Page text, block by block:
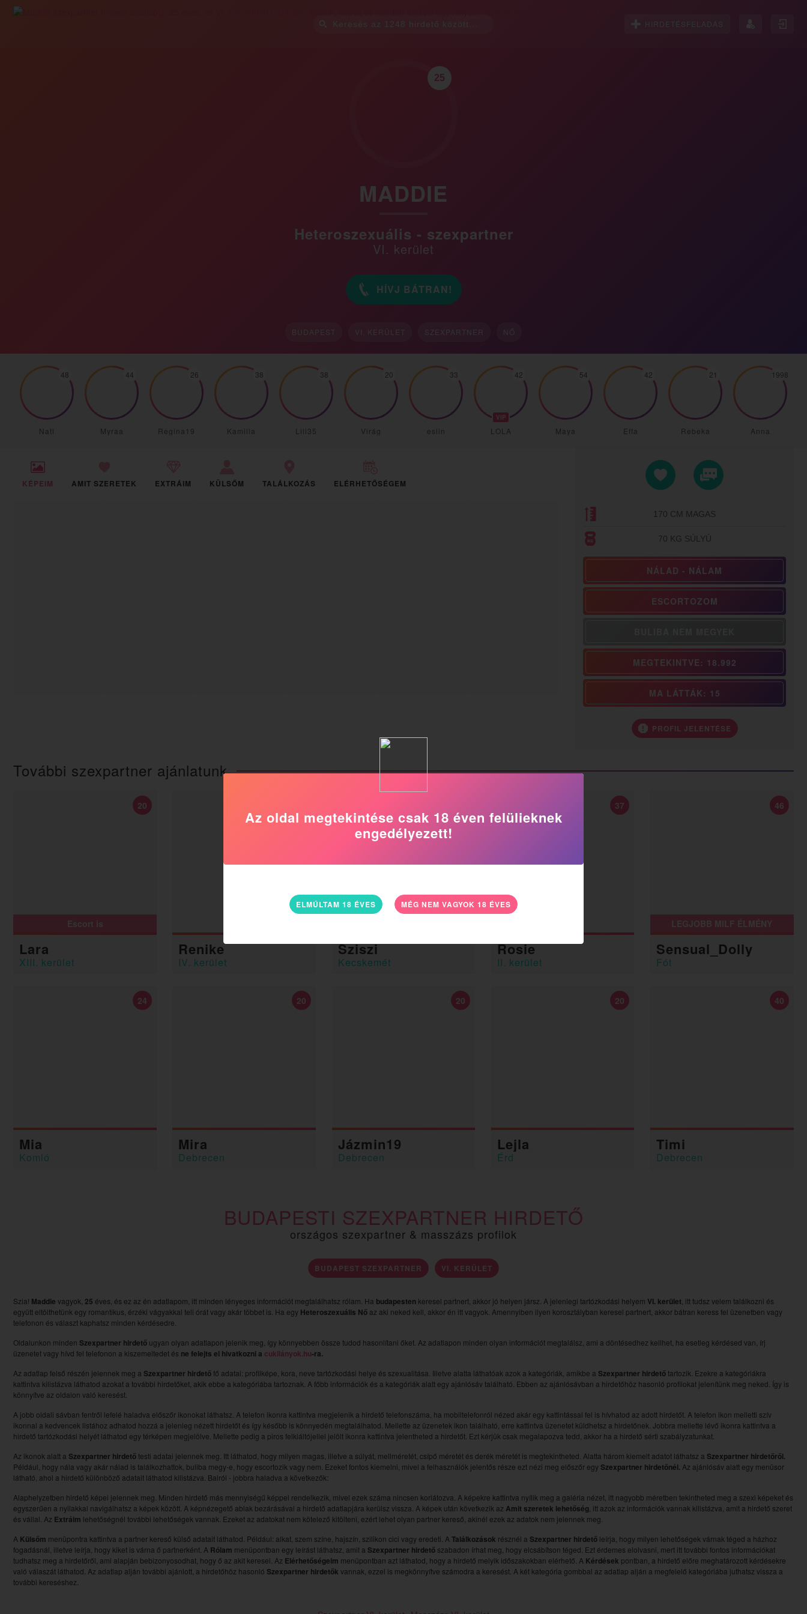
HIRDETÉSFELADÁS
25
MADDIE
Heteroszexuális - szexpartner
VI. kerület
HÍVJ BÁTRAN!
BUDAPEST VI. KERÜLET SZEXPARTNER NŐ
Nati
48
Myraa
44
Regina19
26
Kamilla
38
Lili35
38
Virág
20
eslin
33
LOLA
42
VIP
Maya
54
Effa
42
Rebeka
21
Anna
1998
KÉPEIM AMIT SZERETEK EXTRÁIM KÜLSŐM TALÁLKOZÁS ELÉRHETŐSÉGEM
170 CM MAGAS
70 KG SÚLYÚ
NÁLAD - NÁLAM
ESCORTOZOM
MEGTEKINTVE: 18.992
MA LÁTTÁK: 15
PROFIL JELENTÉSE
További szexpartner ajánlatunk
Escort is
Lara
XIII. kerület
20
Renike
IV. kerület
Sziszi
Kecskemét
Rosie
II. kerület
37
LEGJOBB MILF ÉLMÉNY
Sensual_Dolly
Fót
46
Mia
Komló
24
Mira
Debrecen
20
Jázmin19
Debrecen
20
Lejla
Érd
20
Timi
Debrecen
40
BUDAPESTI SZEXPARTNER HIRDETŐ
országos szexpartner & masszázs profilok
BUDAPEST SZEXPARTNER VI. KERÜLET
Szia! Maddie vagyok, 25 éves, és ez az én adatlapom, itt minden lényeges információt megtalálhatsz rólam. Ha budapesten keresel partnert, akkor jó helyen jársz. A jelenlegi tartózkodási helyem VI. kerület , itt tudsz velem találkozni és
együtt eltölthetünk egy romantikus, érzéki vágyakkal teli órát vagy akár többet is. Ha egy Heteroszexuális Nő az aki neked kell, akkor én itt vagyok. Amennyiben ilyen korosztályban keresel partnert, akkor bátran keress fel üzenetben vagy
telefonon és választ kaphatsz minden kérdésedre.
Oldalunkon minden Szexpartner hirdető ugyan olyan adatlapon jelenik meg, így könnyebben össze tudod hasonlítani őket. Az adatlapon minden olyan információt megtalálsz, ami a döntésedhez kellhet, ha esetleg kérdésed van, írj
üzenetet vagy hívd fel telefonon a kiszemeltedet és ne felejts el hivatkozni a cukilányok.hu-ra.
Az adatlap felső részén jelennek meg a Szexpartner hirdetőfő adatai: profilképe, kora, neve tartózkodási helye és szexualitása. Illetve alatta láthatóak azok a kategóriák, amikbe a Szexpartner hirdetőtartozik. Ezekre a kategóriákra
kattintva kilistázva láthatod azokat a további hirdetőket, akik ebbe a kategóriába tartoznak. A főbb információk és a kategóriák alatt egy ajánlósáv található. Ebben az ajánlósávban a hirdetőhöz hasonló profilokat jelenítünk meg neked. Így is
könnyítve az oldalon való keresést.
A jobb oldali sávban fentről lefelé haladva előszőr ikonokat láthatsz. A telefon ikonra kattintva megjelenik a hirdető telefonszáma, ha mobiltelefonról nézed akár egy kattintással fel is hívhatod az adott hirdetőt. A telefon ikon melletti szív
ikonnal a kedvencek listához adhatod hozzá a jelenleg nézett hirdetőt és így később is könnyedén megtalálhatod. Mellette az üzenetek ikon található, erre kattintva üzenetet küldhetsz a hirdetőnek. Jobbra mellette lévő ikonra kattintva a
hirdető tartózkodási helyét láthatod egy térképen megjelölve. Mellette pedig a piros felkiáltójellel jelölt ikonra kattintva jelentheted a hirdetőt. Ezt kérjük csak megalapozva tedd, akkor ha a hirdető sérti szabályzatunkat.
Az ikonok alatt a Szexpartner hirdetőtesti adatai jelennek meg. Itt láthatod, hogy milyen magas, illetve a súlyát, mellméretét, csípő méretét és derék méretét is megtekintheted. Alatta három kiemelt adatot láthatsz a Szexpartner hirdetőről.
Például, hogy nála vagy akár nálad is találkozhattok, buliba megy-e, hogy escortozik vagy nem. Ezeket fontos kiemelni, mivel a felhasználók jelentős része ezt nézi meg előszőr egy Szexpartner hirdetőnél. Az ajánlósáv alatt egy menüsor
látható, ahol a hirdető különböző adatait láthatod kilistázva. Balról - jobbra haladva a következők:
Alaphelyzetben hirdető képei jelennek meg. Minden hirdető más mennyiségű képpel rendelkezik, mivel ezek száma nincsen korlátozva. A képekre kattintva nyílik meg a galéria nézet, itt nagyobb méretben tekintheted meg a szexi képeket és
egyszerűen a nyilakkal navigálhatsz a képek között. A képnézegető ablak bezárásával a hirdető adatlapjára kerülsz vissza. A képek után következik az Amit szeretek lehetőség , itt azok az információk vannak kilistázva, amit a hirdető szeret
és vállal. Az Extráim lehetőségnél további lehetőségek vannak. Ezeket az adatokat nem kötelező kitölteni, ezért lehet olyan partner kereső, akinél ezek az adatok nem jelennek meg.
A Külsőm menüpontra kattintva a partner kereső külső adatait láthatod. Például: alkat, szem színe, hajszín, szilikon cici vagy eredeti. A Találkozások résznél a Szexpartner hirdető leírja, hogy milyen lehetőségek várnak téged a házhoz
fogadásnál, illetve leírja, hogy kiket is várna ő partnerként. A Rólam menüpontban egy leírást láthatsz, amit a Szexpartner hirdető szabadon írhat meg, hogy elcsábítson téged. Ezt érdemes elolvasni, mert itt további fontos információkat
tudhatsz meg a hirdetőről, ami alapján bebizonyosodhat, hogy ő az akit keresel. Az Elérhetőségeim menüpontban azt láthatod, hogy a hirdető melyik időszakokban elérhető. A Kérdések pontban, a hirdető előre meghatározott kérdésekre
való válaszát láthatod. Az adatlap alján további ajánlott, a hirdetőhöz hasonló Szexpartner hirdetők vannak, ezzel is megkönnyítve számodra a keresést. A két kategória gombbal az adatlap alján a megfelelő kategóriába juthatsz vissza a
további kereséshez.
Az oldal megtekintése csak 18 éven felülieknek
engedélyezett!
ELMÚLTAM 18 ÉVES MÉG NEM VAGYOK 18 ÉVES